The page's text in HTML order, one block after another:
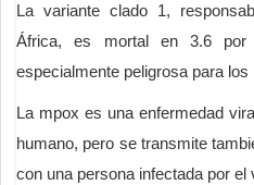
La variante clado 1,
África, es mortal en 3.6
especialmente peligrosa para
La mpox es una enfermedad
humano, pero se transmite
con una persona infectada por el